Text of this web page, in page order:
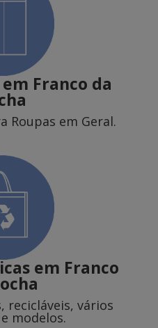
em Franco da
Roupas em Geral.
em Franco
recicláveis, vários
modelos.